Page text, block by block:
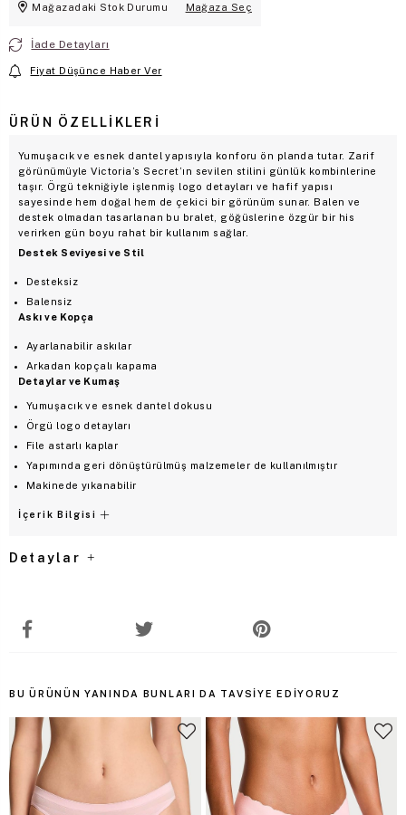
Mağazadaki Stok Durumu Mağaza Seç
İade Detayları
Fiyat Düşünce Haber Ver
ÜRÜN ÖZELLIKLERI
Yumuşacık ve esnek dantel yapısıyla konforu ön planda tutar. Zarif
görünümüyle Victoria’s Secret’ın sevilen stilini günlük kombinlerine
taşır. Örgü tekniğiyle işlenmiş logo detayları ve hafif yapısı
sayesinde hem doğal hem de çekici bir görünüm sunar. Balen ve
destek olmadan tasarlanan bu bralet, göğüslerine özgür bir his
verirken gün boyu rahat bir kullanım sağlar.
Destek Seviyesi ve Stil
Desteksiz
Balensiz
Askı ve Kopça
Ayarlanabilir askılar
Arkadan kopçalı kapama
Detaylar ve Kumaş
Yumuşacık ve esnek dantel dokusu
Örgü logo detayları
File astarlı kaplar
Yapımında geri dönüştürülmüş malzemeler de kullanılmıştır
Makinede yıkanabilir
İçerik Bilgisi
Detaylar
BU ÜRÜNÜN YANINDA BUNLARI DA TAVSIYE EDIYORUZ